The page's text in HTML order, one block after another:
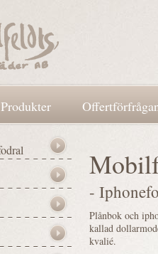
Produkter
-
Plånbok och
kallad
kvalié.